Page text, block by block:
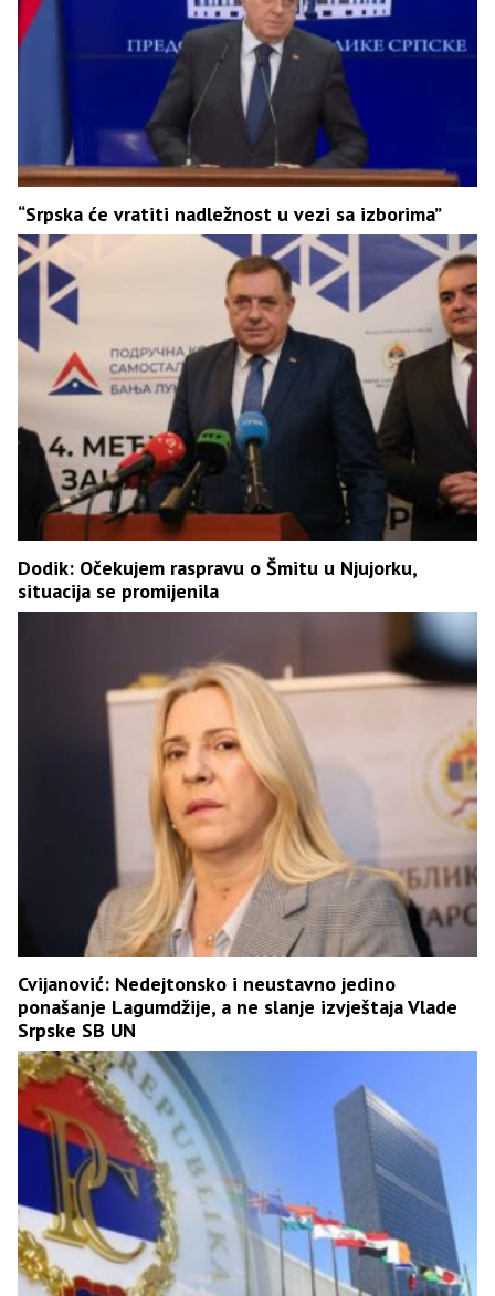
“Srpska će vratiti nadležnost u vezi sa izborima”
Dodik: Očekujem raspravu o Šmitu u Njujorku,
situacija se promijenila
Cvijanović: Nedejtonsko i neustavno jedino
ponašanje Lagumdžije, a ne slanje izvještaja Vlade
Srpske SB UN